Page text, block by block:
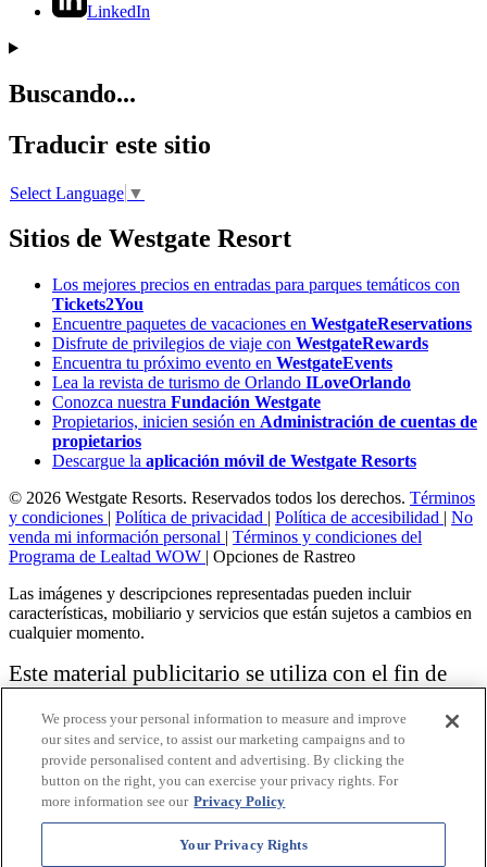
LinkedIn
Buscando...
Traducir este sitio
Select Language ▼
Sitios de Westgate Resort
Los mejores precios en entradas para parques temáticos con
Tickets2You
Encuentre paquetes de vacaciones en WestgateReservations
Disfrute de privilegios de viaje con WestgateRewards
Encuentra tu próximo evento en WestgateEvents
Lea la revista de turismo de Orlando ILoveOrlando
Conozca nuestra Fundación Westgate
Propietarios, inicien sesión en Administración de cuentas de
propietarios
Descargue la aplicación móvil de Westgate Resorts
© 2026 Westgate Resorts. Reservados todos los derechos. Términos
y condiciones | Política de privacidad | Política de accesibilidad | No
venda mi información personal | Términos y condiciones del
Programa de Lealtad WOW | Opciones de Rastreo
Las imágenes y descripciones representadas pueden incluir
características, mobiliario y servicios que están sujetos a cambios en
cualquier momento.
Este material publicitario se utiliza con el fin de
vacacional.
Aviso: las funciones de accesibilidad enumeradas aquí no pretenden
ser una lista exhaustiva o completa de todas las funciones accesibles
de la instalación,
habitaciones y / o comodidades para este Resort específico. Para
obtener información sobre nuestra política de accesibilidad, revise
We process your personal information to measure and improve
our sites and service, to assist our marketing campaigns and to
provide personalised content and advertising. By clicking the
button on the right, you can exercise your privacy rights. For
more information see our Privacy Policy
Your Privacy Rights